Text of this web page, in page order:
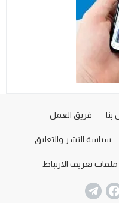
بنا فريق العمل
سياسة النشر والتعليق
تعريف الارتباط